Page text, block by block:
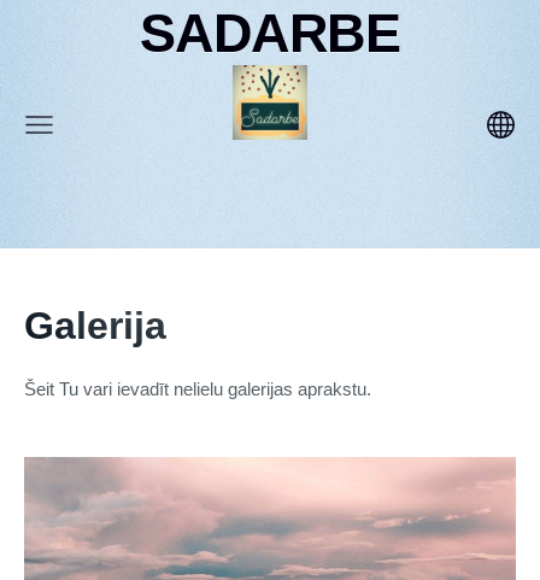
SADARBE
Galerija
Šeit Tu vari ievadīt nelielu galerijas aprakstu.